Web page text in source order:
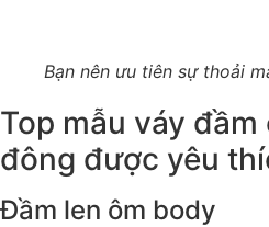
Bạn nên ưu tiên sự thoải
Top mẫu váy
đông được yêu
Đầm len ôm body